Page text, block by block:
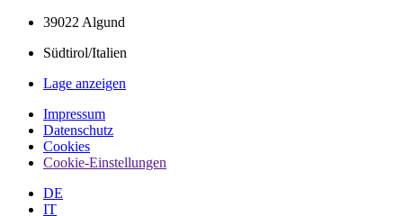
39022 Algund
Südtirol/Italien
Lage anzeigen
Impressum
Datenschutz
Cookies
Cookie-Einstellungen
DE
IT